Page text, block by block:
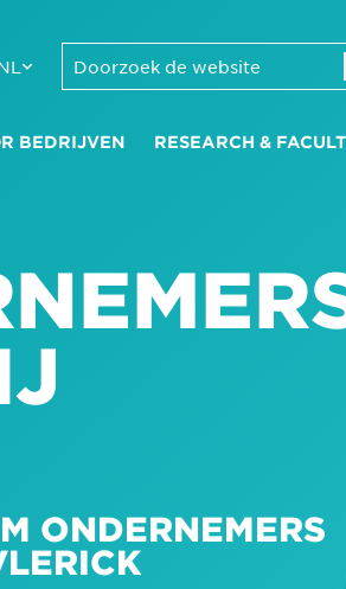
BEDRIJVEN RESEARCH &
ONDERNEMERS